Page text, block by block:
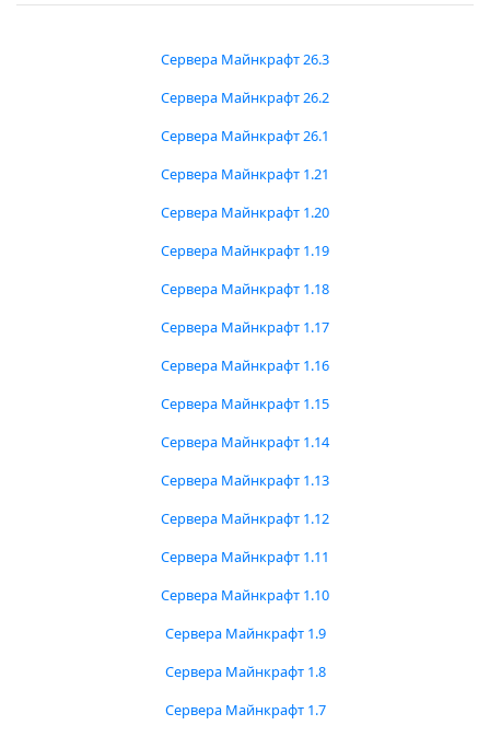
Сервера Майнкрафт 26.3
Сервера Майнкрафт 26.2
Сервера Майнкрафт 26.1
Сервера Майнкрафт 1.21
Сервера Майнкрафт 1.20
Сервера Майнкрафт 1.19
Сервера Майнкрафт 1.18
Сервера Майнкрафт 1.17
Сервера Майнкрафт 1.16
Сервера Майнкрафт 1.15
Сервера Майнкрафт 1.14
Сервера Майнкрафт 1.13
Сервера Майнкрафт 1.12
Сервера Майнкрафт 1.11
Сервера Майнкрафт 1.10
Сервера Майнкрафт 1.9
Сервера Майнкрафт 1.8
Сервера Майнкрафт 1.7